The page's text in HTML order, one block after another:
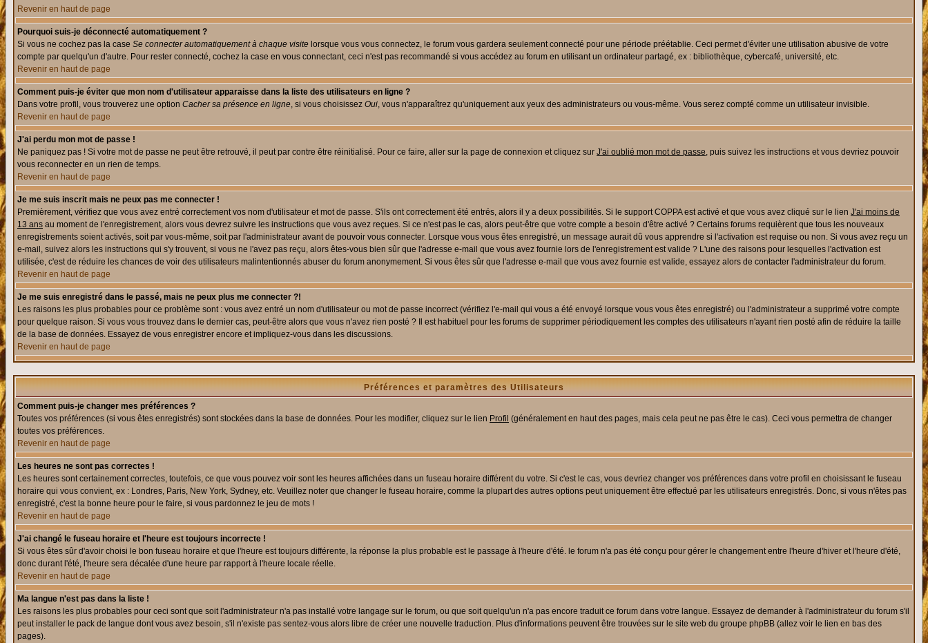
Revenir en haut de page
Pourquoi suis-je déconnecté automatiquement ?
Si vous ne cochez pas la case Se connecter automatiquement à chaque visite lorsque vous vous connectez, le forum vous gardera seulement connecté pour une période préétablie. Ceci permet d'éviter une utilisation abusive de votre
compte par quelqu'un d'autre. Pour rester connecté, cochez la case en vous connectant, ceci n'est pas recommandé si vous accédez au forum en utilisant un ordinateur partagé, ex : bibliothèque, cybercafé, université, etc.
Revenir en haut de page
Comment puis-je éviter que mon nom d'utilisateur apparaisse dans la liste des utilisateurs en ligne ?
Dans votre profil, vous trouverez une option Cacher sa présence en ligne, si vous choisissez Oui, vous n'apparaîtrez qu'uniquement aux yeux des administrateurs ou vous-même. Vous serez compté comme un utilisateur invisible.
Revenir en haut de page
J'ai perdu mon mot de passe !
Ne paniquez pas ! Si votre mot de passe ne peut être retrouvé, il peut par contre être réinitialisé. Pour ce faire, aller sur la page de connexion et cliquez sur J'ai oublié mon mot de passe, puis suivez les instructions et vous devriez pouvoir
vous reconnecter en un rien de temps.
Revenir en haut de page
Je me suis inscrit mais ne peux pas me connecter !
Premièrement, vérifiez que vous avez entré correctement vos nom d'utilisateur et mot de passe. S'ils ont correctement été entrés, alors il y a deux possibilités. Si le support COPPA est activé et que vous avez cliqué sur le lien J'ai moins de
13 ans au moment de l'enregistrement, alors vous devrez suivre les instructions que vous avez reçues. Si ce n'est pas le cas, alors peut-être que votre compte a besoin d'être activé ? Certains forums requièrent que tous les nouveaux
enregistrements soient activés, soit par vous-même, soit par l'administrateur avant de pouvoir vous connecter. Lorsque vous vous êtes enregistré, un message aurait dû vous apprendre si l'activation est requise ou non. Si vous avez reçu un
e-mail, suivez alors les instructions qui s'y trouvent, si vous ne l'avez pas reçu, alors êtes-vous bien sûr que l'adresse e-mail que vous avez fournie lors de l'enregistrement est valide ? L'une des raisons pour lesquelles l'activation est
utilisée, c'est de réduire les chances de voir des utilisateurs malintentionnés abuser du forum anonymement. Si vous êtes sûr que l'adresse e-mail que vous avez fournie est valide, essayez alors de contacter l'administrateur du forum.
Revenir en haut de page
Je me suis enregistré dans le passé, mais ne peux plus me connecter ?!
Les raisons les plus probables pour ce problème sont : vous avez entré un nom d'utilisateur ou mot de passe incorrect (vérifiez l'e-mail qui vous a été envoyé lorsque vous vous êtes enregistré) ou l'administrateur a supprimé votre compte
pour quelque raison. Si vous vous trouvez dans le dernier cas, peut-être alors que vous n'avez rien posté ? Il est habituel pour les forums de supprimer périodiquement les comptes des utilisateurs n'ayant rien posté afin de réduire la taille
de la base de données. Essayez de vous enregistrer encore et impliquez-vous dans les discussions.
Revenir en haut de page
Préférences et paramètres des Utilisateurs
Comment puis-je changer mes préférences ?
Toutes vos préférences (si vous êtes enregistrés) sont stockées dans la base de données. Pour les modifier, cliquez sur le lien Profil (généralement en haut des pages, mais cela peut ne pas être le cas). Ceci vous permettra de changer
toutes vos préférences.
Revenir en haut de page
Les heures ne sont pas correctes !
Les heures sont certainement correctes, toutefois, ce que vous pouvez voir sont les heures affichées dans un fuseau horaire différent du votre. Si c'est le cas, vous devriez changer vos préférences dans votre profil en choisissant le fuseau
horaire qui vous convient, ex : Londres, Paris, New York, Sydney, etc. Veuillez noter que changer le fuseau horaire, comme la plupart des autres options peut uniquement être effectué par les utilisateurs enregistrés. Donc, si vous n'êtes pas
enregistré, c'est la bonne heure pour le faire, si vous pardonnez le jeu de mots !
Revenir en haut de page
J'ai changé le fuseau horaire et l'heure est toujours incorrecte !
Si vous êtes sûr d'avoir choisi le bon fuseau horaire et que l'heure est toujours différente, la réponse la plus probable est le passage à l'heure d'été. le forum n'a pas été conçu pour gérer le changement entre l'heure d'hiver et l'heure d'été,
donc durant l'été, l'heure sera décalée d'une heure par rapport à l'heure locale réelle.
Revenir en haut de page
Ma langue n'est pas dans la liste !
Les raisons les plus probables pour ceci sont que soit l'administrateur n'a pas installé votre langage sur le forum, ou que soit quelqu'un n'a pas encore traduit ce forum dans votre langue. Essayez de demander à l'administrateur du forum s'il
peut installer le pack de langue dont vous avez besoin, s'il n'existe pas sentez-vous alors libre de créer une nouvelle traduction. Plus d'informations peuvent être trouvées sur le site web du groupe phpBB (allez voir le lien en bas des
pages).